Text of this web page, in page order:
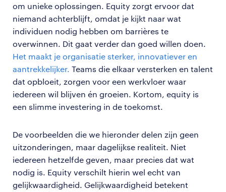
om unieke oplossingen. Equity zorgt ervoor dat
niemand achterblijft, omdat je kijkt naar wat
individuen nodig hebben om barrières te
overwinnen. Dit gaat verder dan goed willen doen.
Het maakt je organisatie sterker, innovatiever en
aantrekkelijker. Teams die elkaar versterken en talent
dat opbloeit, zorgen voor een werkvloer waar
iedereen wil blijven én groeien. Kortom, equity is
een slimme investering in de toekomst.
De voorbeelden die we hieronder delen zijn geen
uitzonderingen, maar dagelijkse realiteit. Niet
iedereen hetzelfde geven, maar precies dat wat
nodig is. Equity verschilt hierin wel echt van
gelijkwaardigheid. Gelijkwaardigheid betekent